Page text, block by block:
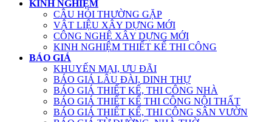
KINH NGHIỆM
CÂU HỎI THƯỜNG GẶP
VẬT LIỆU XÂY DỰNG MỚI
CÔNG NGHỆ XÂY DỰNG MỚI
KINH NGHIỆM THIẾT KẾ THI CÔNG
BÁO GIÁ
KHUYẾN MẠI, ƯU ĐÃI
BÁO GIÁ LÂU ĐÀI, DINH THỰ
BÁO GIÁ THIẾT KẾ, THI CÔNG NHÀ
BÁO GIÁ THIẾT KẾ THI CÔNG NỘI THẤT
BÁO GIÁ THIẾT KẾ, THI CÔNG SÂN VƯỜN